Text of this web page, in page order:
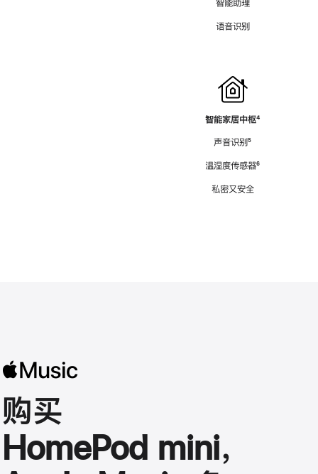
智能助理
语音识别
智能家居中枢脚
⁴
声音识别脚
⁵
温湿度传感器脚
⁶
私密又安全
购买
HomePod mini，